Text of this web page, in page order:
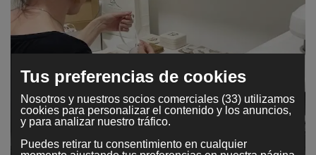
Tus preferencias de cookies
Nosotros y nuestros socios comerciales (33) utilizamos
cookies para personalizar el contenido y los anuncios,
y para analizar nuestro tráfico.
Puedes retirar tu consentimiento en cualquier